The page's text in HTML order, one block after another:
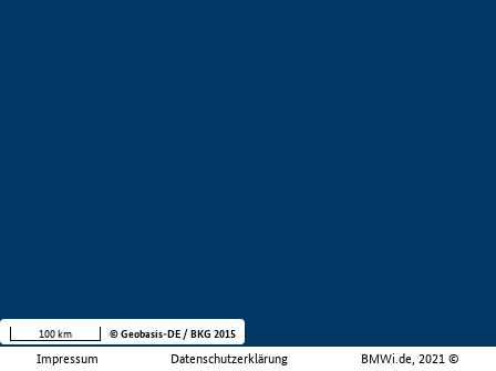
Impressum Datenschutzerklärung BMWi.de, 2021 ©
100 km © Geobasis-DE / BKG 2015